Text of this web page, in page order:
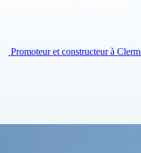
Promoteur et constructeur à